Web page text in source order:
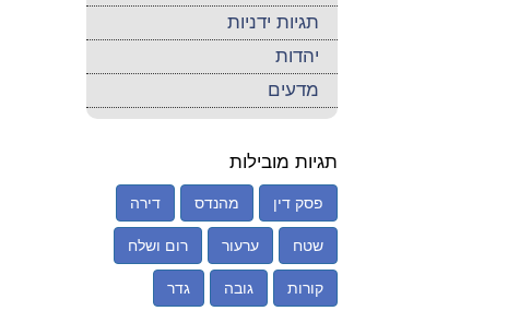
תגיות ידניות
יהדות
מדעים
תגיות מובילות
פסק דין מהנדס דירה
שטח ערעור רום ושלח
קורות גובה גדר